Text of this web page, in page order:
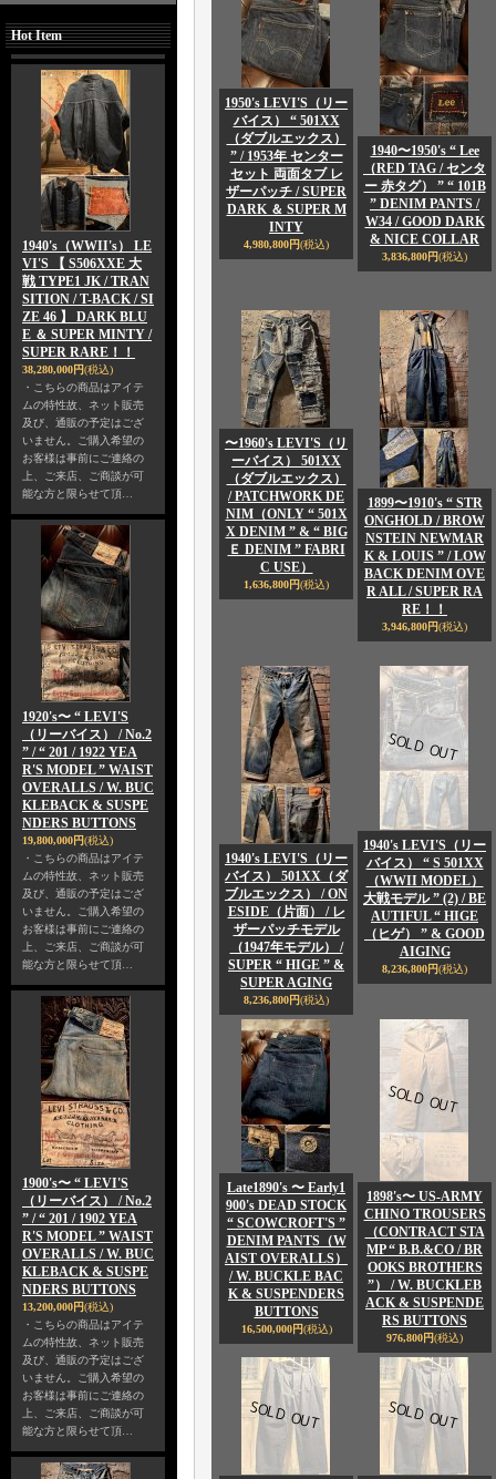
Hot Item
1940's（WWII's） LE
VI'S 【 S506XXE 大
戦 TYPE1 JK / TRAN
SITION / T-BACK / SI
ZE 46 】 DARK BLU
E ＆ SUPER MINTY /
SUPER RARE！！
38,280,000円(税込)
・こちらの商品はアイテ
ムの特性故、ネット販売
及び、通販の予定はござ
いません。ご購入希望の
お客様は事前にご連絡の
上、ご来店、ご商談が可
能な方と限らせて頂…
1920's〜 “ LEVI'S
（リーバイス） / No.2
” / “ 201 / 1922 YEA
R'S MODEL ” WAIST
OVERALLS / W. BUC
KLEBACK & SUSPE
NDERS BUTTONS
19,800,000円(税込)
・こちらの商品はアイテ
ムの特性故、ネット販売
及び、通販の予定はござ
いません。ご購入希望の
お客様は事前にご連絡の
上、ご来店、ご商談が可
能な方と限らせて頂…
1900's〜 “ LEVI'S
（リーバイス） / No.2
” / “ 201 / 1902 YEA
R'S MODEL ” WAIST
OVERALLS / W. BUC
KLEBACK & SUSPE
NDERS BUTTONS
13,200,000円(税込)
・こちらの商品はアイテ
ムの特性故、ネット販売
及び、通販の予定はござ
いません。ご購入希望の
お客様は事前にご連絡の
上、ご来店、ご商談が可
能な方と限らせて頂…
1950's LEVI'S（リー
バイス） “ 501XX
（ダブルエックス）
” / 1953年 センター
セット 両面タブ レ
ザーパッチ / SUPER
DARK ＆ SUPER M
INTY
4,980,800円(税込)
1940〜1950's “ Lee
（RED TAG / センタ
ー 赤タグ） ” “ 101B
” DENIM PANTS /
W34 / GOOD DARK
& NICE COLLAR
3,836,800円(税込)
〜1960's LEVI'S（リ
ーバイス） 501XX
（ダブルエックス）
/ PATCHWORK DE
NIM（ONLY “ 501X
X DENIM ” & “ BIG
Ｅ DENIM ” FABRI
C USE）
1,636,800円(税込)
1899〜1910's “ STR
ONGHOLD / BROW
NSTEIN NEWMAR
K & LOUIS ” / LOW
BACK DENIM OVE
R ALL / SUPER RA
RE！！
3,946,800円(税込)
1940's LEVI'S（リー
バイス） 501XX（ダ
ブルエックス） / ON
ESIDE（片面） / レ
ザーパッチモデル
（1947年モデル） /
SUPER “ HIGE ” &
SUPER AGING
8,236,800円(税込)
1940's LEVI'S（リー
バイス） “ S 501XX
（WWII MODEL）
大戦モデル ” (2) / BE
AUTIFUL “ HIGE
（ヒゲ） ” & GOOD
AIGING
8,236,800円(税込)
Late1890's 〜 Early1
900's DEAD STOCK
“ SCOWCROFT'S ”
DENIM PANTS（W
AIST OVERALLS）
/ W. BUCKLE BAC
K & SUSPENDERS
BUTTONS
16,500,000円(税込)
1898's〜 US-ARMY
CHINO TROUSERS
（CONTRACT STA
MP “ B.B.&CO / BR
OOKS BROTHERS
”） / W. BUCKLEB
ACK & SUSPENDE
RS BUTTONS
976,800円(税込)